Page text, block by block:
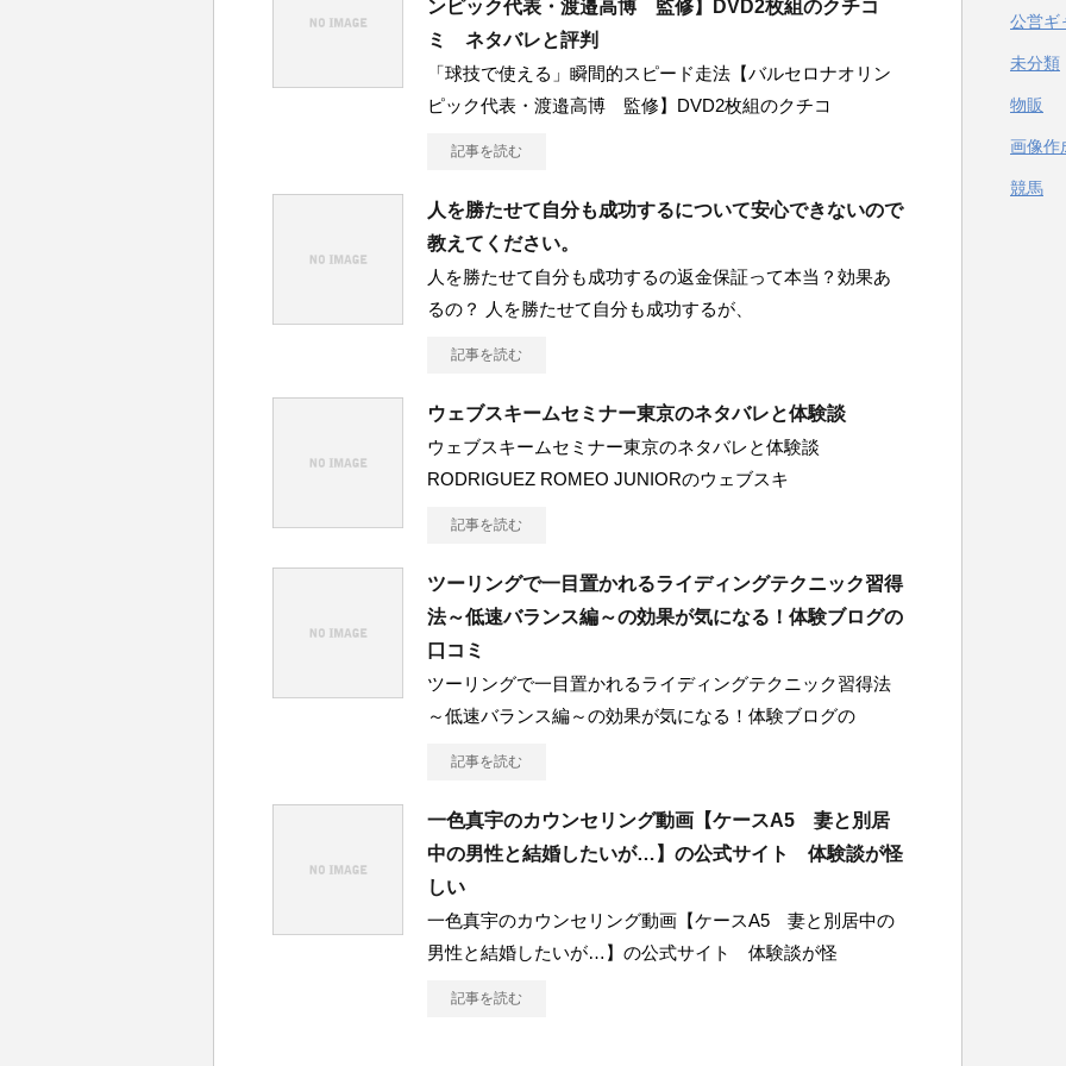
ンピック代表・渡邉高博 監修】DVD2枚組のクチコ
ミ ネタバレと評判
「球技で使える」瞬間的スピード走法【バルセロナオリン
ピック代表・渡邉高博 監修】DVD2枚組のクチコ
記事を読む
人を勝たせて自分も成功するについて安心できないので
教えてください。
人を勝たせて自分も成功するの返金保証って本当？効果あ
るの？ 人を勝たせて自分も成功するが、
記事を読む
ウェブスキームセミナー東京のネタバレと体験談
ウェブスキームセミナー東京のネタバレと体験談
RODRIGUEZ ROMEO JUNIORのウェブスキ
記事を読む
ツーリングで一目置かれるライディングテクニック習得
法～低速バランス編～の効果が気になる！体験ブログの
口コミ
ツーリングで一目置かれるライディングテクニック習得法
～低速バランス編～の効果が気になる！体験ブログの
記事を読む
一色真宇のカウンセリング動画【ケースA5 妻と別居
中の男性と結婚したいが…】の公式サイト 体験談が怪
しい
一色真宇のカウンセリング動画【ケースA5 妻と別居中の
男性と結婚したいが…】の公式サイト 体験談が怪
記事を読む
公営ギ
未分類
物販
画像作
競馬